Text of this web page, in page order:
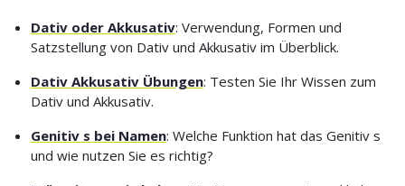
Dativ oder Akkusativ: Verwendung, Formen und
Satzstellung von Dativ und Akkusativ im Überblick.
Dativ Akkusativ Übungen: Testen Sie Ihr Wissen zum
Dativ und Akkusativ.
Genitiv s bei Namen: Welche Funktion hat das Genitiv s
und wie nutzen Sie es richtig?